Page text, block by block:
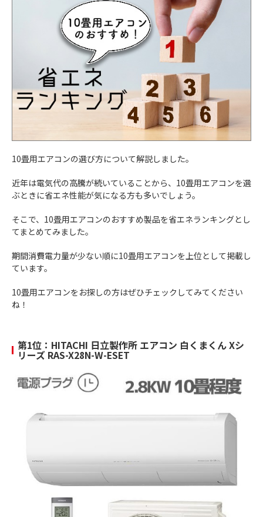
10畳用エアコンの選び方について解説しました。
近年は電気代の高騰が続いていることから、10畳用エアコンを選
ぶときに省エネ性能が気になる方も多いでしょう。
そこで、10畳用エアコンのおすすめ製品を省エネランキングとし
てまとめてみました。
期間消費電力量が少ない順に10畳用エアコンを上位として掲載し
ています。
10畳用エアコンをお探しの方はぜひチェックしてみてください
ね！
第1位：HITACHI 日立製作所 エアコン 白くまくん Xシ
リーズ RAS-X28N-W-ESET